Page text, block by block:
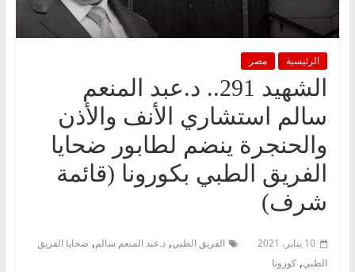
الرئيسية مصر
الشهيد 291.. د.عبد المنعم
سالم استشاري الأنف والأذن
والحنجرة ينضم لطابور ضحايا
الفريق الطبي بكورونا (قائمة
شرف)
10 يناير، 2021 الفريق الطبي, د.عبد المنعم سالم, ضحايا الفريق
الطبي, كورونا